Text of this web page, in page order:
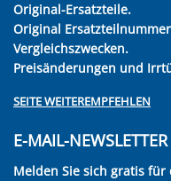
Original-Ersatzteile.
Original
Vergleichszwecken.
Preisänderungen und
SEITE WEITEREMPFEHLEN
E-MAIL-NEWSLETTER
Melden Sie sich gratis für